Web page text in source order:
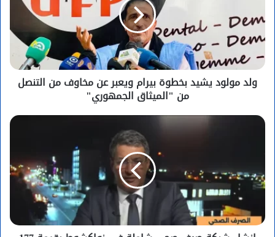
ولد مولود يشيد بخطوة بيرام ويعبر عن مخاوف من التنصل
من "الميثاق الجمهوري"